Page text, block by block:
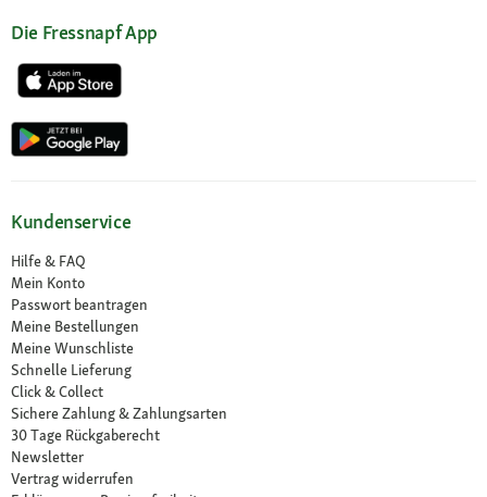
Die Fressnapf App
Kundenservice
Hilfe & FAQ
Mein Konto
Passwort beantragen
Meine Bestellungen
Meine Wunschliste
Schnelle Lieferung
Click & Collect
Sichere Zahlung & Zahlungsarten
30 Tage Rückgaberecht
Newsletter
Vertrag widerrufen